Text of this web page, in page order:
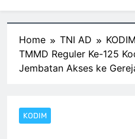
Home TNI AD
KODIM
TMMD Reguler Ke-125
Jembatan Akses ke
KODIM